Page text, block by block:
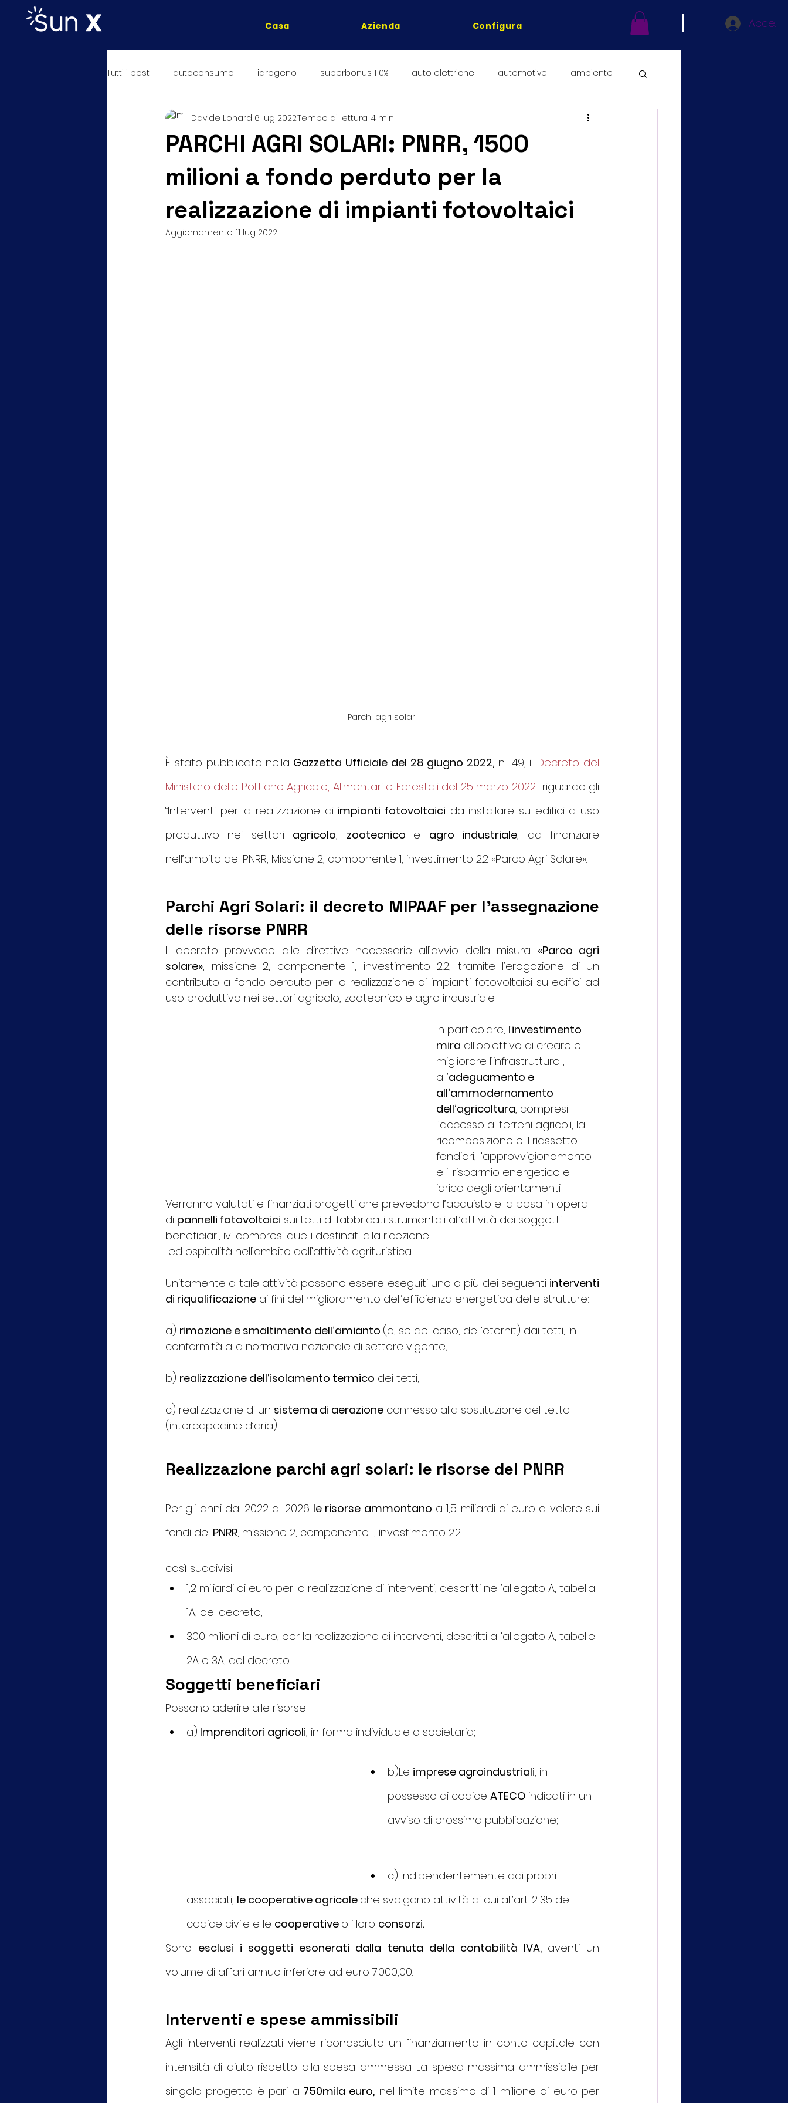
Casa Azienda Configura Accedi
Tutti i post autoconsumo idrogeno superbonus 110% auto elettriche automotive ambiente
condono edilizio risparmio bollette fotovoltaico
condizionatori
PARCHI AGRI SOLARI: PNRR, 1500
milioni a fondo perduto per la
realizzazione di impianti fotovoltaici
Davide Lonardi6 lug 2022Tempo di lettura: 4 min
Aggiornamento: 11 lug 2022
Parchi agri solari
È stato pubblicato nella Gazzetta Ufficiale del 28 giugno 2022, n. 149, il Decreto del
Ministero delle Politiche Agricole, Alimentari e Forestali del 25 marzo 2022
  riguardo gli
“Interventi per la realizzazione di impianti fotovoltaici da installare su edifici a uso
produttivo nei settori agricolo, zootecnico e agro industriale, da finanziare
nell’ambito del PNRR, Missione 2, componente 1, investimento 2.2 «Parco Agri Solare».
Parchi Agri Solari: il decreto MIPAAF per l'assegnazione
delle risorse PNRR
Il decreto provvede alle direttive necessarie all’avvio della misura «Parco agri
solare», missione 2, componente 1, investimento 2.2, tramite l’erogazione di un
contributo a fondo perduto per la realizzazione di impianti fotovoltaici su edifici ad
uso produttivo nei settori agricolo, zootecnico e agro industriale.
In particolare, l’investimento
mira all’obiettivo di creare e
migliorare l’infrastruttura ,
all’adeguamento e
all’ammodernamento
dell’agricoltura, compresi
l’accesso ai terreni agricoli, la
ricomposizione e il riassetto
fondiari, l’approvvigionamento
e il risparmio energetico e
idrico degli orientamenti.
Verranno valutati e finanziati progetti che prevedono l’acquisto e la posa in opera
di pannelli fotovoltaici sui tetti di fabbricati strumentali all’attività dei soggetti
beneficiari, ivi compresi quelli destinati alla ricezione
ed ospitalità nell’ambito dell’attività agrituristica.
Unitamente a tale attività possono essere eseguiti uno o più dei seguenti interventi
di riqualificazione ai fini del miglioramento dell’efficienza energetica delle strutture:
a) rimozione e smaltimento dell’amianto (o, se del caso, dell’eternit) dai tetti, in
conformità alla normativa nazionale di settore vigente;
b) realizzazione dell’isolamento termico dei tetti;
c) realizzazione di un sistema di aerazione connesso alla sostituzione del tetto
(intercapedine d’aria).
Realizzazione parchi agri solari: le risorse del PNRR
Per gli anni dal 2022 al 2026 le risorse ammontano a 1,5 miliardi di euro a valere sui
fondi del PNRR, missione 2, componente 1, investimento 2.2.
così suddivisi:
1,2 miliardi di euro per la realizzazione di interventi, descritti nell’allegato A, tabella
1A, del decreto;
300 milioni di euro, per la realizzazione di interventi, descritti all’allegato A, tabelle
2A e 3A, del decreto.
Soggetti beneficiari
Possono aderire alle risorse:
a) Imprenditori agricoli, in forma individuale o societaria;
b)Le imprese agroindustriali, in
possesso di codice ATECO indicati in un
avviso di prossima pubblicazione;
c) indipendentemente dai propri
associati, le cooperative agricole che svolgono attività di cui all’art. 2135 del
codice civile e le cooperative o i loro consorzi.
Sono esclusi i soggetti esonerati dalla tenuta della contabilità IVA, aventi un
volume di affari annuo inferiore ad euro 7.000,00.
Interventi e spese ammissibili
Agli interventi realizzati viene riconosciuto un finanziamento in conto capitale con
intensità di aiuto rispetto alla spesa ammessa. La spesa massima ammissibile per
singolo progetto è pari a 750mila euro, nel limite massimo di 1 milione di euro per